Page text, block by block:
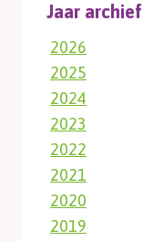
Jaar archief
2026
2025
2024
2023
2022
2021
2020
2019